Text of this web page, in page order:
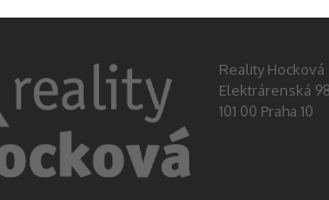
Reality Hocková
Elektrárenská
101 00 Praha 10